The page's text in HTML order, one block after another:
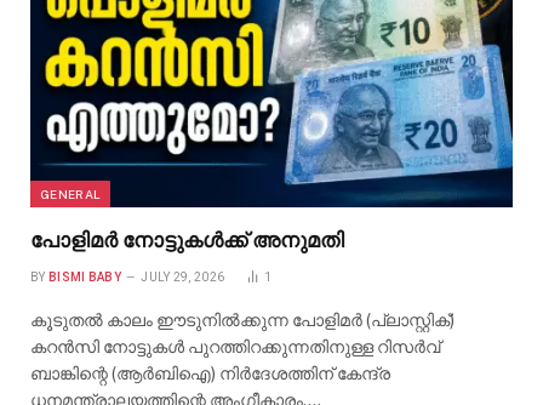
GENERAL
പോളിമർ നോട്ടുകൾക്ക് അനുമതി
BY BISMI BABY JULY 29, 2026 1
കൂടുതൽ കാലം ഈടുനിൽക്കുന്ന പോളിമർ (പ്ലാസ്റ്റിക്)
കറൻസി നോട്ടുകൾ പുറത്തിറക്കുന്നതിനുള്ള റിസർവ്
ബാങ്കിന്റെ (ആർബിഐ) നിർദേശത്തിന് കേന്ദ്ര
ധനമന്ത്രാലയത്തിന്റെ അംഗീകാരം.…